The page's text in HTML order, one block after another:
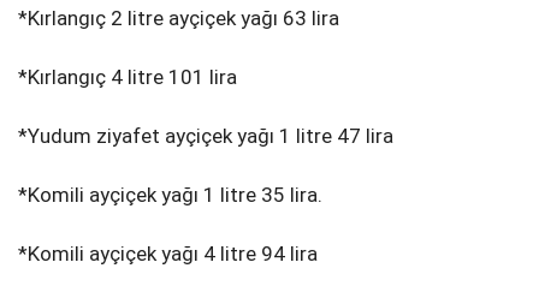
*Kırlangıç 2 litre ayçiçek yağı 63 lira
*Kırlangıç 4 litre 101 lira
*Yudum ziyafet ayçiçek yağı 1 litre 47 lira
*Komili ayçiçek yağı 1 litre 35 lira.
*Komili ayçiçek yağı 4 litre 94 lira